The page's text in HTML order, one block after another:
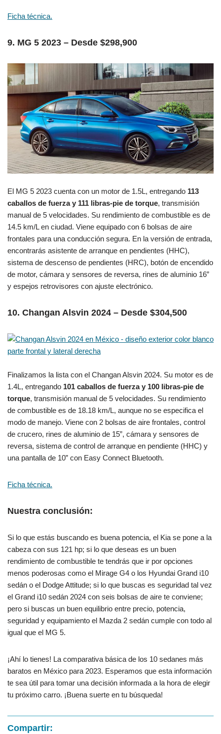
Ficha técnica.
9. MG 5 2023 – Desde $298,900
El MG 5 2023 cuenta con un motor de 1.5L, entregando 113
caballos de fuerza y 111 libras-pie de torque, transmisión
manual de 5 velocidades. Su rendimiento de combustible es de
14.5 km/L en ciudad. Viene equipado con 6 bolsas de aire
frontales para una conducción segura. En la versión de entrada,
encontrarás asistente de arranque en pendientes (HHC),
sistema de descenso de pendientes (HRC), botón de encendido
de motor, cámara y sensores de reversa, rines de aluminio 16”
y espejos retrovisores con ajuste electrónico.
10. Changan Alsvin 2024 – Desde $304,500
Finalizamos la lista con el Changan Alsvin 2024. Su motor es de
1.4L, entregando 101 caballos de fuerza y 100 libras-pie de
torque, transmisión manual de 5 velocidades. Su rendimiento
de combustible es de 18.18 km/L, aunque no se especifica el
modo de manejo. Viene con 2 bolsas de aire frontales, control
de crucero, rines de aluminio de 15”, cámara y sensores de
reversa, sistema de control de arranque en pendiente (HHC) y
una pantalla de 10” con Easy Connect Bluetooth.
Ficha técnica.
Nuestra conclusión:
Si lo que estás buscando es buena potencia, el Kia se pone a la
cabeza con sus 121 hp; si lo que deseas es un buen
rendimiento de combustible te tendrás que ir por opciones
menos poderosas como el Mirage G4 o los Hyundai Grand i10
sedán o el Dodge Attitude; si lo que buscas es seguridad tal vez
el Grand i10 sedán 2024 con seis bolsas de aire te conviene;
pero si buscas un buen equilibrio entre precio, potencia,
seguridad y equipamiento el Mazda 2 sedán cumple con todo al
igual que el MG 5.
¡Ahí lo tienes! La comparativa básica de los 10 sedanes más
baratos en México para 2023. Esperamos que esta información
te sea útil para tomar una decisión informada a la hora de elegir
tu próximo carro. ¡Buena suerte en tu búsqueda!
Compartir: